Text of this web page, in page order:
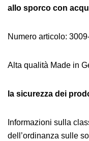
allo sporco con
Numero articolo:
Alta qualità Made in
la sicurezza dei
Informazioni sulla
dell’ordinanza sulle